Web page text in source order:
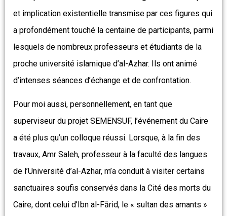
et implication existentielle transmise par ces figures qui
a profondément touché la centaine de participants, parmi
lesquels de nombreux professeurs et étudiants de la
proche université islamique d’al-Azhar. Ils ont animé
d’intenses séances d’échange et de confrontation.
Pour moi aussi, personnellement, en tant que
superviseur du projet SEMENSUF, l’événement du Caire
a été plus qu’un colloque réussi. Lorsque, à la fin des
travaux, Amr Saleh, professeur à la faculté des langues
de l’Université d’al-Azhar, m’a conduit à visiter certains
sanctuaires soufis conservés dans la Cité des morts du
Caire, dont celui d’Ibn al-Fārid, le « sultan des amants »